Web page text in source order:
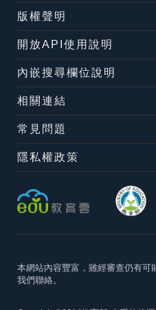
版權聲明
開放API使用說明
內嵌搜尋欄位說明
相關連結
常見問題
隱私權政策
本網站內容豐富，雖經審查仍有可
我們聯絡。